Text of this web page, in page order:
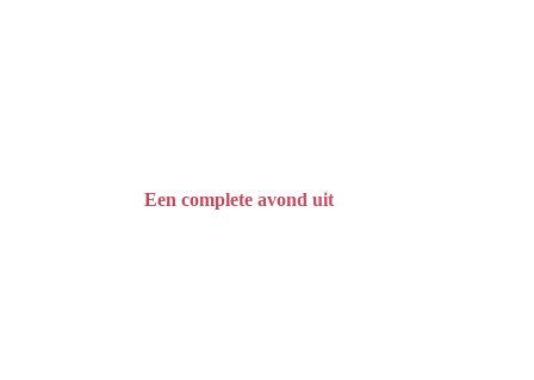
Een complete avond uit